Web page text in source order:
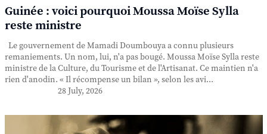
Guinée : voici pourquoi Moussa Moïse Sylla
reste ministre
Le gouvernement de Mamadi Doumbouya a connu plusieurs
remaniements. Un nom, lui, n'a pas bougé. Moussa Moïse Sylla reste
ministre de la Culture, du Tourisme et de l'Artisanat. Ce maintien n'a
rien d'anodin. « Il récompense un bilan », selon les avi...
28 July, 2026